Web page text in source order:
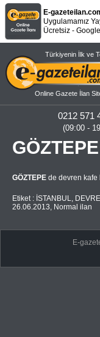
E-
Uygulamamız
Ücretsiz -
Türkiyenin İlk ve
Online Gazete İlan
0212 571
(09:00 -
GÖZTEPE
GÖZTEPE de devren kafe
Etiket : İSTANBUL,
26.06.2013, Normal ilan
E-